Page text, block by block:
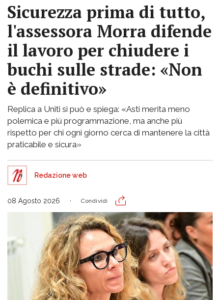
Sicurezza prima di tutto,
l'assessora Morra difende
il lavoro per chiudere i
buchi sulle strade: «Non
è definitivo»
Replica a Uniti si può e spiega: «Asti merita meno
polemica e più programmazione, ma anche più
rispetto per chi ogni giorno cerca di mantenere la città
praticabile e sicura»
Redazione web
08 Agosto 2026 Condividi